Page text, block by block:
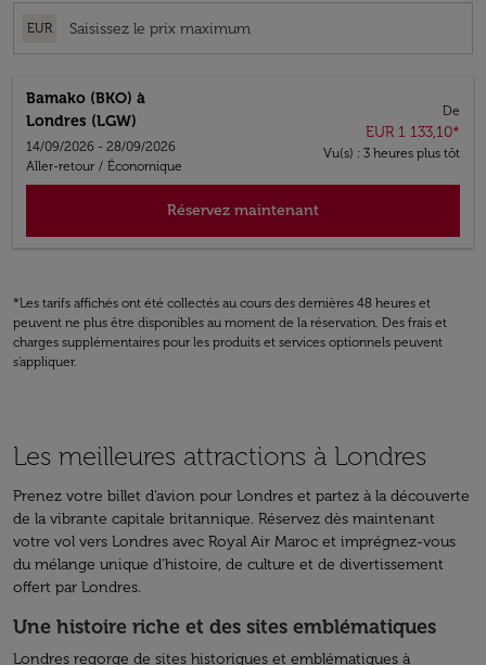
EUR
Bamako (BKO) à
Londres (LGW)
14/09/2026 - 28/09/2026
Aller-retour / Économique
De
EUR 1 133,10*
Vu(s) : 3 heures plus tôt
Réservez maintenant
*Les tarifs affichés ont été collectés au cours des dernières 48 heures et
peuvent ne plus être disponibles au moment de la réservation. Des frais et
charges supplémentaires pour les produits et services optionnels peuvent
s'appliquer.
Les meilleures attractions à Londres
Prenez votre billet d’avion pour Londres et partez à la découverte
de la vibrante capitale britannique. Réservez dès maintenant
votre vol vers Londres avec Royal Air Maroc et imprégnez-vous
du mélange unique d'histoire, de culture et de divertissement
offert par Londres.
Une histoire riche et des sites emblématiques
Londres regorge de sites historiques et emblématiques à